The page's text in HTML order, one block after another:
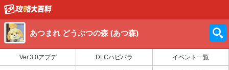
あつまれ どうぶつの森 (あつ森)
Ver.3.0アプデ DLCハピパラ イベント一覧